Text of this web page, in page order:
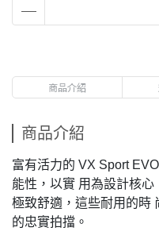
商品介紹
商品介紹
富有活力的 VX Sport
能性，以實 用為設計核
極致舒適，這些耐用的時
的忠實拍擋。